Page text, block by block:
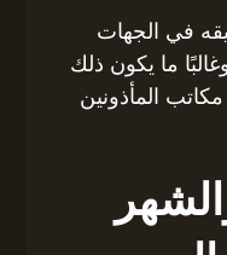
في الجهات
ما يكون ذلك
المأذونين